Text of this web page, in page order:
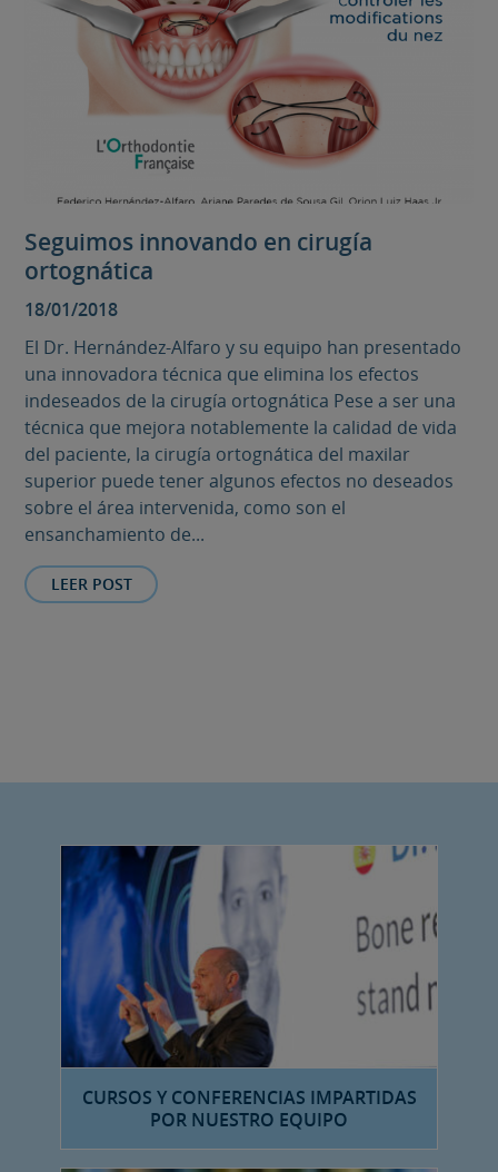
Seguimos innovando en cirugía
ortognática
18/01/2018
El Dr. Hernández-Alfaro y su equipo han presentado
una innovadora técnica que elimina los efectos
indeseados de la cirugía ortognática Pese a ser una
técnica que mejora notablemente la calidad de vida
del paciente, la cirugía ortognática del maxilar
superior puede tener algunos efectos no deseados
sobre el área intervenida, como son el
ensanchamiento de...
LEER POST
CURSOS Y CONFERENCIAS IMPARTIDAS
POR NUESTRO EQUIPO